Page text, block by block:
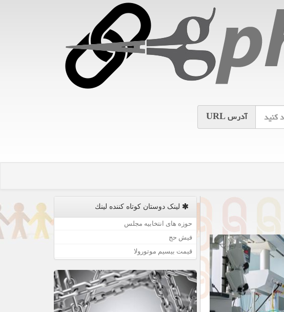
آدرسURL
لینک دوستان كوتاه كننده لینك
حوزه های انتخابیه مجلس
فیش حج
قیمت بیسیم موتورولا